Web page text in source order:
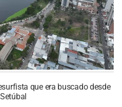
que era buscado desde